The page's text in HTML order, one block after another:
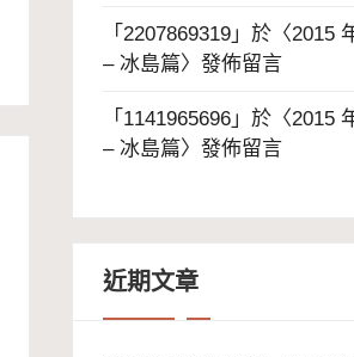
「 2207869319」於〈2015
– 冰島篇〉發佈留言
「 1141965696」於〈2015
– 冰島篇〉發佈留言
近期文章